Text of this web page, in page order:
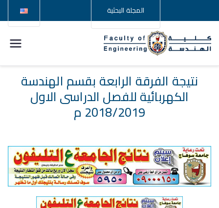
المجلة البحثية
كلية
الهندسة –
جامعة
سوهاج
نتيجة الفرقة الرابعة بقسم الهندسة
الكهربائية للفصل الدراسى الاول
2018/2019 م